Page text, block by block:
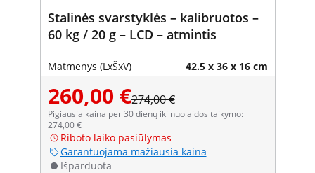
Stalinės svarstyklės – kalibruotos –
60 kg / 20 g – LCD – atmintis
Matmenys (LxŠxV) 42.5 x 36 x 16 cm
260,00 €274,00 €
Pigiausia kaina per 30 dienų iki nuolaidos taikymo:
274,00 €
Riboto laiko pasiūlymas
Garantuojama mažiausia kaina
Išparduota